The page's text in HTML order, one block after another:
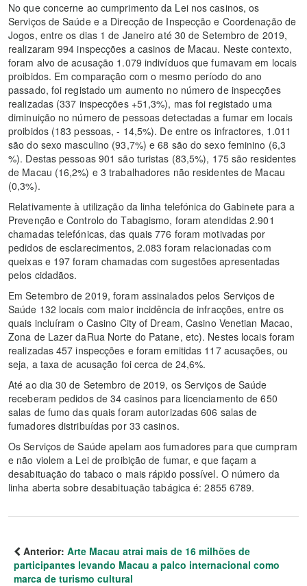
No que concerne ao cumprimento da Lei nos casinos, os
Serviços de Saúde e a Direcção de Inspecção e Coordenação de
Jogos, entre os dias 1 de Janeiro até 30 de Setembro de 2019,
realizaram 994 inspecções a casinos de Macau. Neste contexto,
foram alvo de acusação 1.079 indivíduos que fumavam em locais
proibidos. Em comparação com o mesmo período do ano
passado, foi registado um aumento no número de inspecções
realizadas (337 inspecções +51,3%), mas foi registado uma
diminuição no número de pessoas detectadas a fumar em locais
proibidos (183 pessoas, - 14,5%). De entre os infractores, 1.011
são do sexo masculino (93,7%) e 68 são do sexo feminino (6,3
%). Destas pessoas 901 são turistas (83,5%), 175 são residentes
de Macau (16,2%) e 3 trabalhadores não residentes de Macau
(0,3%).
Relativamente à utilização da linha telefónica do Gabinete para a
Prevenção e Controlo do Tabagismo, foram atendidas 2.901
chamadas telefónicas, das quais 776 foram motivadas por
pedidos de esclarecimentos, 2.083 foram relacionadas com
queixas e 197 foram chamadas com sugestões apresentadas
pelos cidadãos.
Em Setembro de 2019, foram assinalados pelos Serviços de
Saúde 132 locais com maior incidência de infracções, entre os
quais incluíram o Casino City of Dream, Casino Venetian Macao,
Zona de Lazer daRua Norte do Patane, etc). Nestes locais foram
realizadas 457 inspecções e foram emitidas 117 acusações, ou
seja, a taxa de acusação foi cerca de 24,6%.
Até ao dia 30 de Setembro de 2019, os Serviços de Saúde
receberam pedidos de 34 casinos para licenciamento de 650
salas de fumo das quais foram autorizadas 606 salas de
fumadores distribuídas por 33 casinos.
Os Serviços de Saúde apelam aos fumadores para que cumpram
e não violem a Lei de proibição de fumar, e que façam a
desabituação do tabaco o mais rápido possível. O número da
linha aberta sobre desabituação tabágica é: 2855 6789.
Anterior: Arte Macau atrai mais de 16 milhões de
participantes levando Macau a palco internacional como
marca de turismo cultural